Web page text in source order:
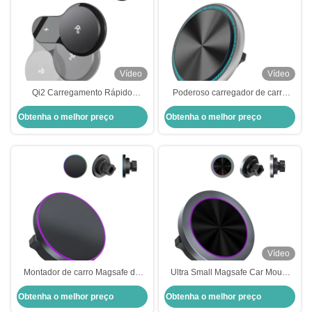
Vídeo
Qi2 Carregamento Rápido
Magsafe Car Mount Fan Cooling
Car Phone Holder Magsafe
Obtenha o melhor preço
Vídeo
Poderoso carregador de carro
Magsafe conveniente operar
porta-telefone
Obtenha o melhor preço
Montador de carro Magsafe de
metal ultra fino com material de
lente personalizável
Obtenha o melhor preço
Vídeo
Ultra Small Magsafe Car Mount
Charger Carregamento rápido
com porta-telefone do carro
Obtenha o melhor preço